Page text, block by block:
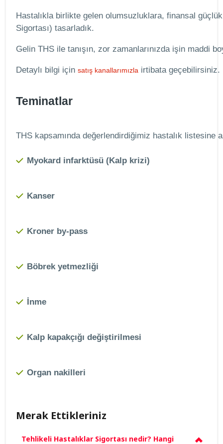
Hastalıkla birlikte gelen olumsuzluklara, finansal
Sigortası) tasarladık.
Gelin THS ile tanışın, zor zamanlarınızda işin maddi
Detaylı bilgi için satış kanallarımızla irtibata geçebilirsiniz.
Teminatlar
THS kapsamında değerlendirdiğimiz hastalık listesine
Myokard infarktüsü (Kalp krizi)
Kanser
Kroner by-pass
Böbrek yetmezliği
İnme
Kalp kapakçığı değiştirilmesi
Organ nakilleri
Merak Ettikleriniz
Tehlikeli Hastalıklar Sigortası nedir? Hangi